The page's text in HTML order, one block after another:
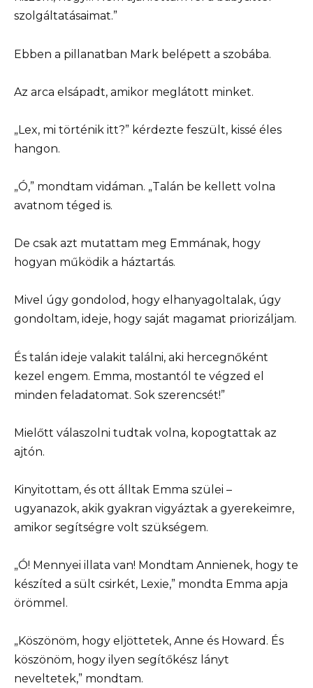
szolgáltatásaimat.”
Ebben a pillanatban Mark belépett a szobába.
Az arca elsápadt, amikor meglátott minket.
„Lex, mi történik itt?” kérdezte feszült, kissé éles
hangon.
„Ó,” mondtam vidáman. „Talán be kellett volna
avatnom téged is.
De csak azt mutattam meg Emmának, hogy
hogyan működik a háztartás.
Mivel úgy gondolod, hogy elhanyagoltalak, úgy
gondoltam, ideje, hogy saját magamat priorizáljam.
És talán ideje valakit találni, aki hercegnőként
kezel engem. Emma, mostantól te végzed el
minden feladatomat. Sok szerencsét!”
Mielőtt válaszolni tudtak volna, kopogtattak az
ajtón.
Kinyitottam, és ott álltak Emma szülei –
ugyanazok, akik gyakran vigyáztak a gyerekeimre,
amikor segítségre volt szükségem.
„Ó! Mennyei illata van! Mondtam Annienek, hogy te
készíted a sült csirkét, Lexie,” mondta Emma apja
örömmel.
„Köszönöm, hogy eljöttetek, Anne és Howard. És
köszönöm, hogy ilyen segítőkész lányt
neveltetek,” mondtam.